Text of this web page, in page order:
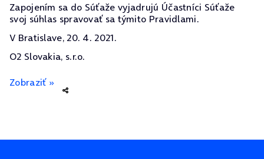
Zapojením sa do Súťaže vyjadrujú Účastníci Súťaže
svoj súhlas spravovať sa týmito Pravidlami.
V Bratislave, 20. 4. 2021.
O2 Slovakia, s.r.o.
Zobraziť »